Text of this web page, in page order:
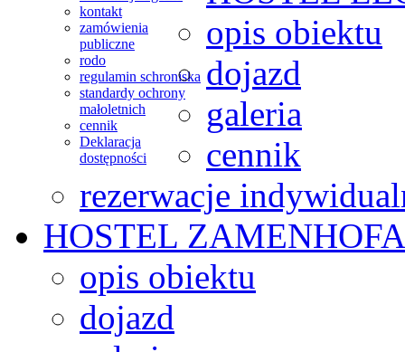
kontakt
zamówienia
publiczne
rodo
regulamin schroniska
standardy ochrony
małoletnich
cennik
Deklaracja
dostępności
opis obiektu
dojazd
galeria
cennik
rezerwacje
HOSTEL
opis obiektu
dojazd